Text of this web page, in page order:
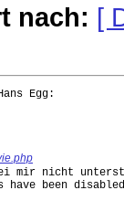
nach: [
Egg:
mir nicht
have been